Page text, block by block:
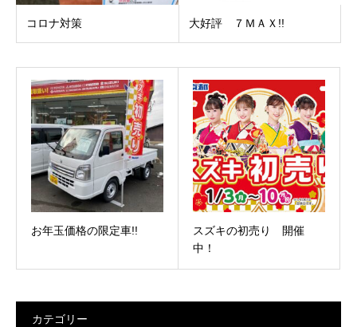
コロナ対策 大好評 ７ＭＡＸ!!
お年玉価格の限定車!!
スズキの初売り 開催
中！
カテゴリー